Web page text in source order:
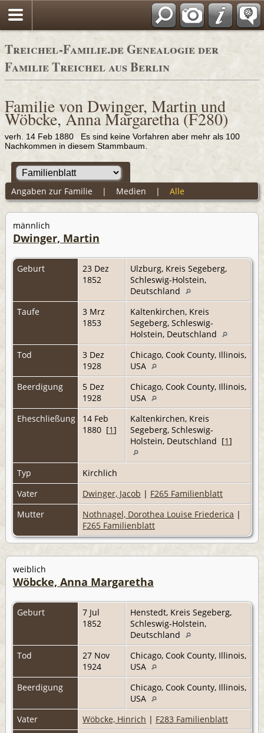
Adressbücher
Treichel-Familie.de Genealogie der
Familie Treichel aus Berlin
Familie von Dwinger, Martin und
Wöbcke, Anna Margaretha (F280)
verh. 14 Feb 1880 Es sind keine Vorfahren aber mehr als 100
Nachkommen in diesem Stammbaum.
Angaben zur Familie | Medien | Alle
männlich
Dwinger, Martin
Geburt
23 Dez
1852
Ulzburg, Kreis Segeberg,
Schleswig-Holstein,
Deutschland
Taufe
3 Mrz
1853
Kaltenkirchen, Kreis
Segeberg, Schleswig-
Holstein, Deutschland
Tod
3 Dez
1928
Chicago, Cook County, Illinois,
USA
Beerdigung
5 Dez
1928
Chicago, Cook County, Illinois,
USA
Eheschließung
14 Feb
1880 [1]
Kaltenkirchen, Kreis
Segeberg, Schleswig-
Holstein, Deutschland [1]
Typ
Kirchlich
Vater
Dwinger, Jacob | F265 Familienblatt
Mutter
Nothnagel, Dorothea Louise Friederica |
F265 Familienblatt
weiblich
Wöbcke, Anna Margaretha
Geburt
7 Jul
1852
Henstedt, Kreis Segeberg,
Schleswig-Holstein,
Deutschland
Tod
27 Nov
1924
Chicago, Cook County, Illinois,
USA
Beerdigung
Chicago, Cook County, Illinois,
USA
Vater
Wöbcke, Hinrich | F283 Familienblatt